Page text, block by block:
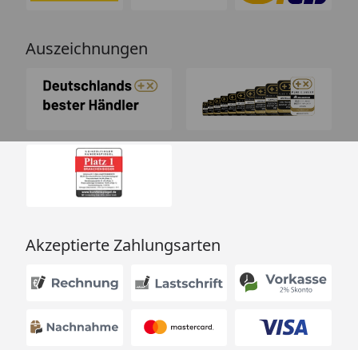
Auszeichnungen
Akzeptierte Zahlungsarten